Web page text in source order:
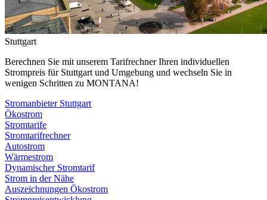
Stuttgart
Berechnen Sie mit unserem Tarifrechner Ihren individuellen
Strompreis für Stuttgart und Umgebung und wechseln Sie in
wenigen Schritten zu MONTANA!
Stromanbieter Stuttgart
Ökostrom
Stromtarife
Stromtarifrechner
Autostrom
Wärmestrom
Dynamischer Stromtarif
Strom in der Nähe
Auszeichnungen Ökostrom